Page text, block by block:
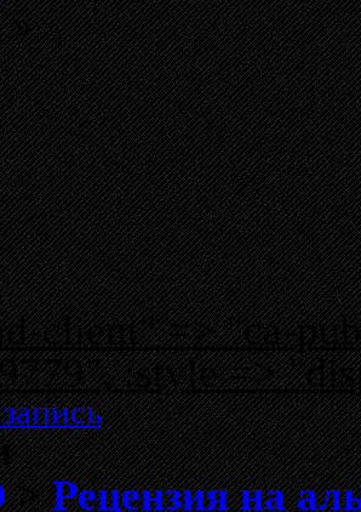
client" => "ca-
:style =>
>Рецензия на